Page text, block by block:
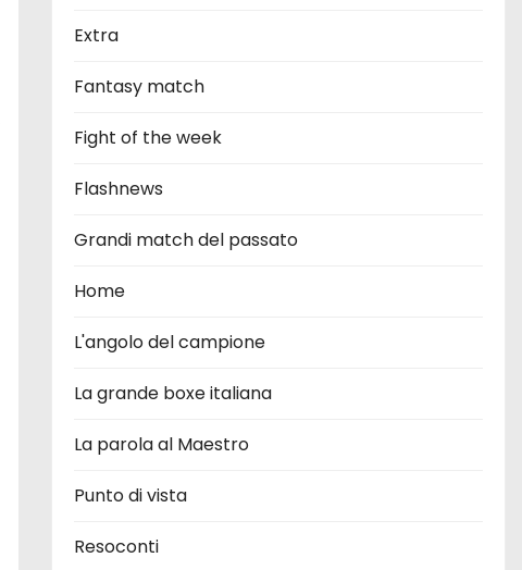
Extra
Fantasy match
Fight of the week
Flashnews
Grandi match del passato
Home
L'angolo del campione
La grande boxe italiana
La parola al Maestro
Punto di vista
Resoconti